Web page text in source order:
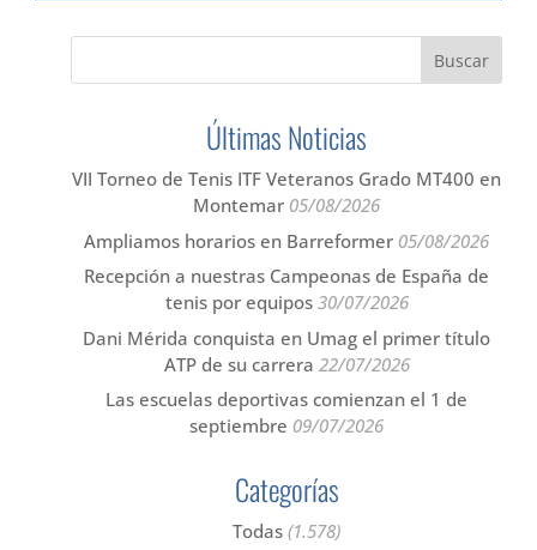
Últimas Noticias
VII Torneo de Tenis ITF Veteranos Grado MT400 en
Montemar 05/08/2026
Ampliamos horarios en Barreformer 05/08/2026
Recepción a nuestras Campeonas de España de
tenis por equipos 30/07/2026
Dani Mérida conquista en Umag el primer título
ATP de su carrera 22/07/2026
Las escuelas deportivas comienzan el 1 de
septiembre 09/07/2026
Categorías
Todas (1.578)